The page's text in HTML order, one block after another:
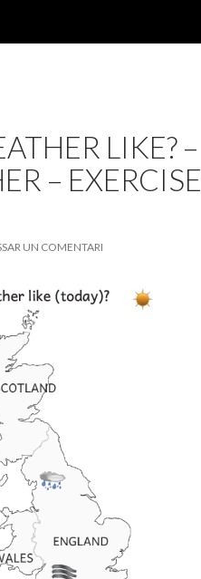
LIKE? –
– EXERCISE
UN COMENTARI